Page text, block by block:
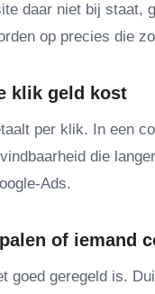
daar niet bij
op precies die
klik geld kost
per klik. In een
die
Ads.
of iemand
goed geregeld is.